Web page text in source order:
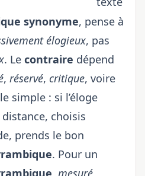
synonyme, pense à
élogieux, pas
. Le contraire dépend
, réservé, critique, voire
simple : si l’éloge
choisis
prends le bon
. Pour un
, mesuré